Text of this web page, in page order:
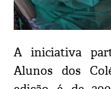
A iniciativa
Alunos dos